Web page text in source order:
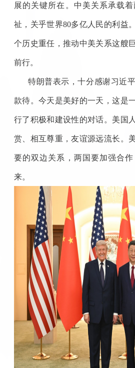
展的关键所在。中美关系承载
祉，关乎世界80多亿人民的利益
个历史重任，推动中美关系这艘
前行。
特朗普表示，十分感谢习近
款待。今天是美好的一天，这是
行了积极和建设性的对话。美国
赏、相互尊重，友谊源远流长。
要的双边关系，两国要加强合
来。